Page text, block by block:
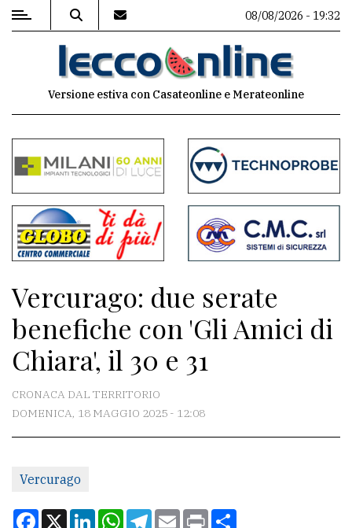
MENU
commenti
Contenuti
del
sito
Meteo
CONTATTI
La
redazione
Per
tua
08/08/2026 - 19:32
Versione estiva con Casateonline e Merateonline
Vercurago: due serate
benefiche con 'Gli Amici di
Chiara', il 30 e 31
CRONACA DAL TERRITORIO
DOMENICA, 18 MAGGIO 2025 - 12:08
Vercurago
Facebook
X LinkedInWhatsApp
Telegram
EmailPrint